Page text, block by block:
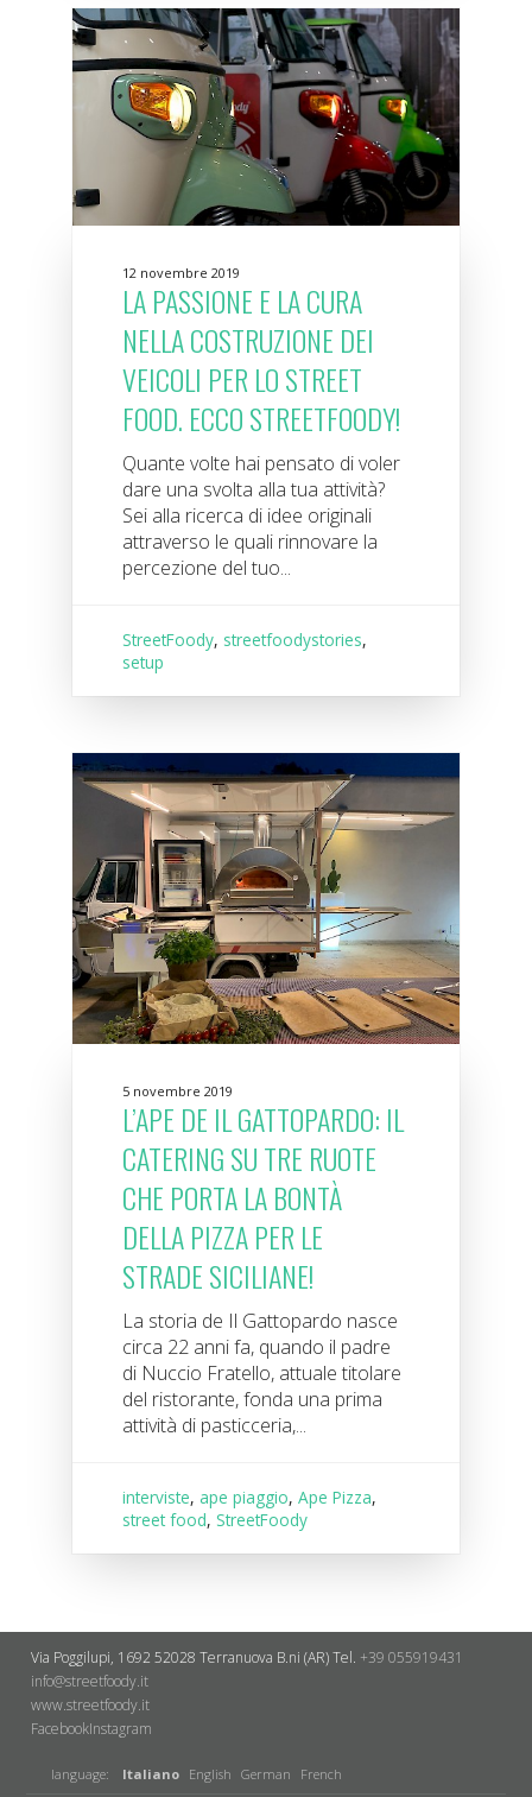
12 novembre 2019
LA PASSIONE E LA CURA
NELLA COSTRUZIONE DEI
VEICOLI PER LO STREET
FOOD. ECCO STREETFOODY!
Quante volte hai pensato di voler
dare una svolta alla tua attività?
Sei alla ricerca di idee originali
attraverso le quali rinnovare la
percezione del tuo...
StreetFoody, streetfoodystories,
setup
5 novembre 2019
L’APE DE IL GATTOPARDO: IL
CATERING SU TRE RUOTE
CHE PORTA LA BONTÀ
DELLA PIZZA PER LE
STRADE SICILIANE!
La storia de Il Gattopardo nasce
circa 22 anni fa, quando il padre
di Nuccio Fratello, attuale titolare
del ristorante, fonda una prima
attività di pasticceria,...
interviste, ape piaggio,Ape Pizza,
street food,StreetFoody
Via Poggilupi, 1692 52028 Terranuova B.ni (AR)Tel. +39 055919431
info@streetfoody.it
www.streetfoody.it
Facebook​Instagram
language: Italiano English German French